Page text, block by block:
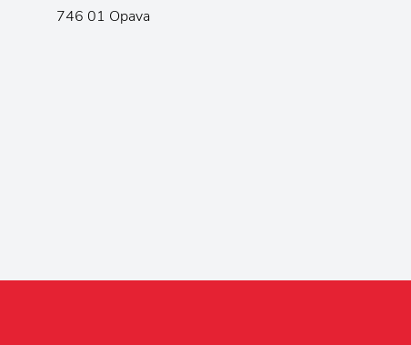
746 01 Opava